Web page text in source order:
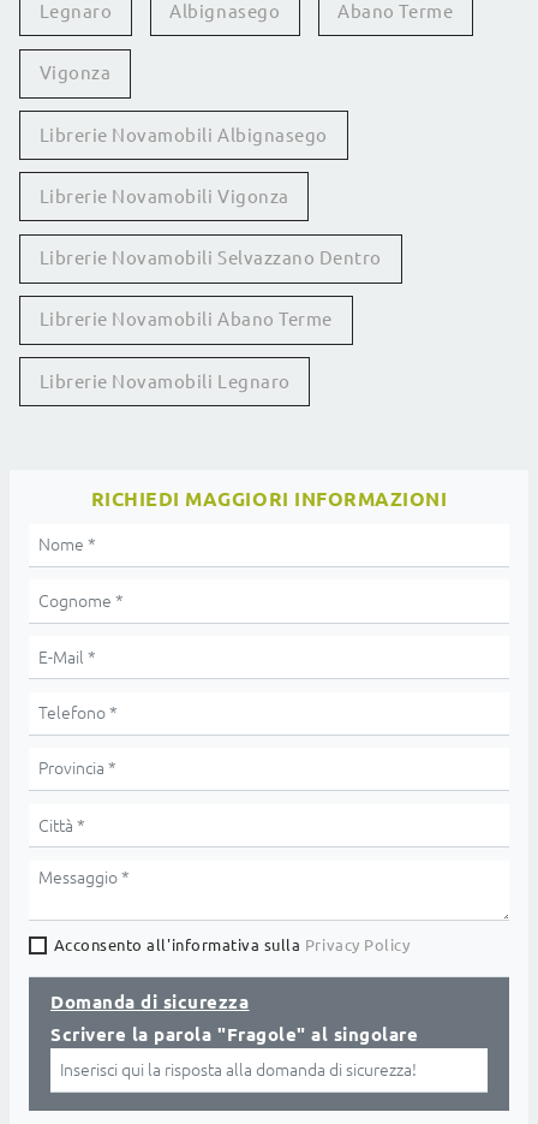
Legnaro Albignasego Abano Terme
Vigonza
Librerie Novamobili Albignasego
Librerie Novamobili Vigonza
Librerie Novamobili Selvazzano Dentro
Librerie Novamobili Abano Terme
Librerie Novamobili Legnaro
RICHIEDI MAGGIORI INFORMAZIONI
Acconsento all'informativa sulla Privacy Policy
Domanda di sicurezza
Scrivere la parola "Fragole" al singolare